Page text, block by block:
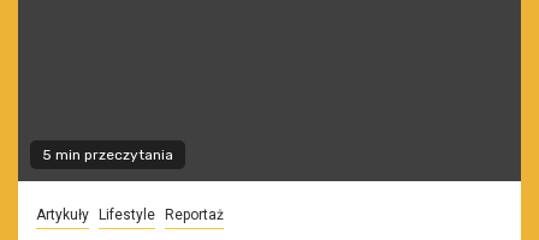
5 min przeczytania
Artykuły Lifestyle Reportaż